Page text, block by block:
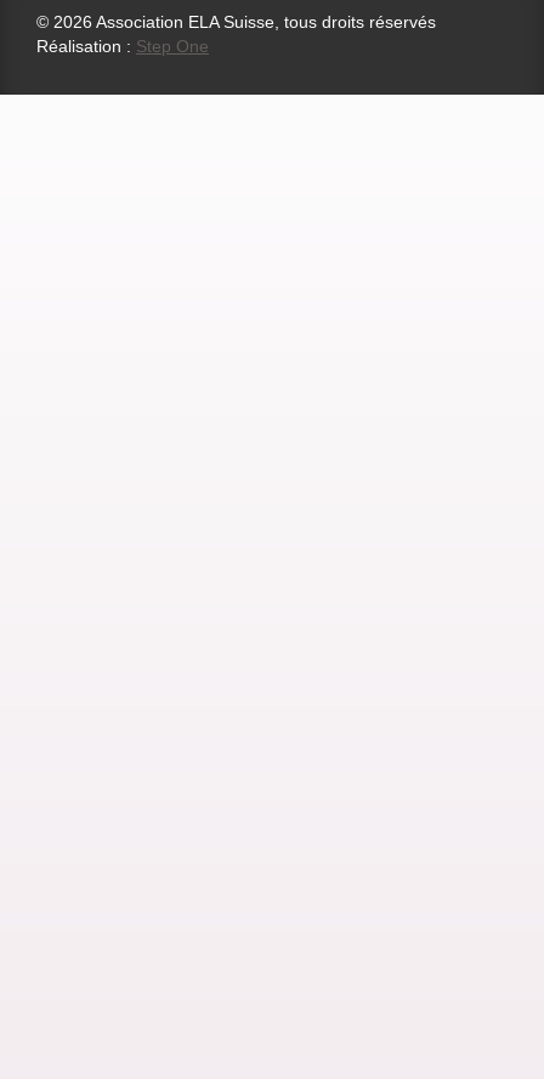
© 2026 Association ELA Suisse, tous droits réservés
Réalisation : Step One